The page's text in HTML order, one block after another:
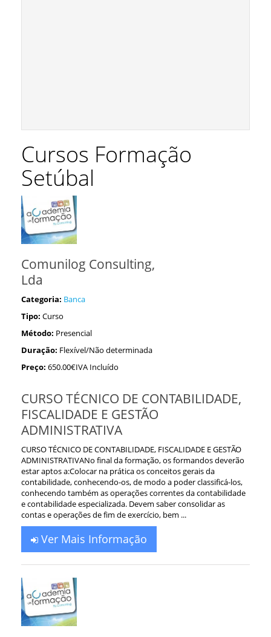
Cursos Formação
Setúbal
Comunilog Consulting,
Lda
Categoria: Banca
Tipo: Curso
Método: Presencial
Duração: Flexível/Não determinada
Preço: 650.00€IVA Incluído
CURSO TÉCNICO DE CONTABILIDADE,
FISCALIDADE E GESTÃO
ADMINISTRATIVA
CURSO TÉCNICO DE CONTABILIDADE, FISCALIDADE E GESTÃO
ADMINISTRATIVANo final da formação, os formandos deverão
estar aptos a:Colocar na prática os conceitos gerais da
contabilidade, conhecendo-os, de modo a poder classificá-los,
conhecendo também as operações correntes da contabilidade
e contabilidade especializada. Devem saber consolidar as
contas e operações de fim de exercício, bem ...
Ver Mais Informação